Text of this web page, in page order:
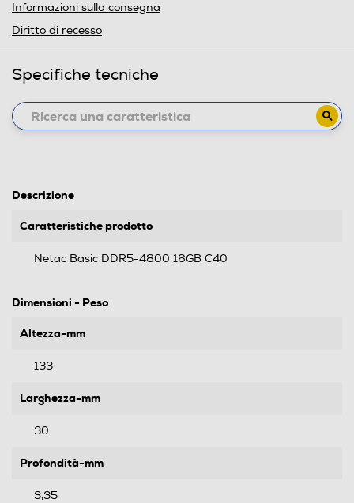
Informazioni sulla consegna
Diritto di recesso
Specifiche tecniche
Descrizione
Caratteristiche prodotto
Netac Basic DDR5-4800 16GB C40
Dimensioni - Peso
Altezza-mm
133
Larghezza-mm
30
Profondità-mm
3,35